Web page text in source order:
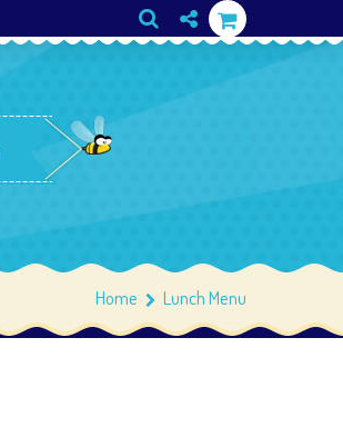
Home Lunch Menu